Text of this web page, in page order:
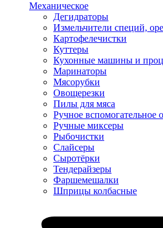
Механическое
Дегидраторы
Измельчители специй,
Картофелечистки
Куттеры
Кухонные машины и
Маринаторы
Мясорубки
Овощерезки
Пилы для мяса
Ручное вспомогательное
Ручные миксеры
Рыбочистки
Слайсеры
Сыротёрки
Тендерайзеры
Фаршемешалки
Шприцы колбасные